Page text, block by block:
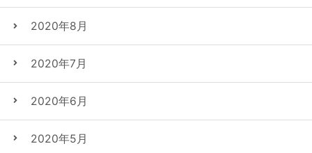
2020年8月
2020年7月
2020年6月
2020年5月